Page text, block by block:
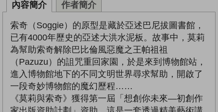
內容簡介 作者簡介
索奇（Soggie）的原型是藏於亞述巴尼拔圖書館，
已有4000年歷史的亞述大洪水泥板。故事中，莫莉
為幫助索奇解除巴比倫風惡魔之王帕祖祖
（Pazuzu）的詛咒重回家園，於是來到博物館站，
進入博物館地下的不同文明世界尋求幫助，開啟了
一段奇妙博物館的魔幻歷程……
《莫莉與索奇》獲得第一屆「想創你未來—初創作